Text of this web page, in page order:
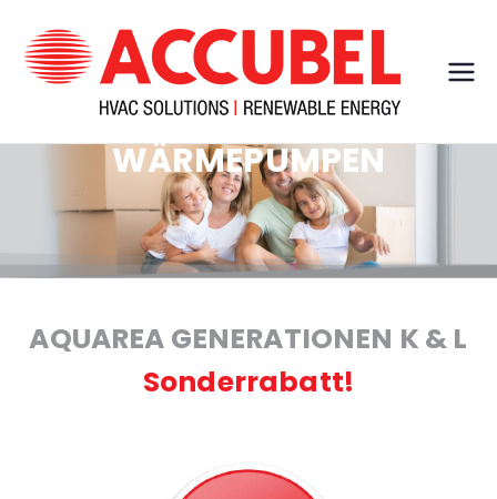
Acc
ube
l
HVAC
s &
WÄRMEPUMPEN
AQUAREA GENERATIONEN K & L
Sonderrabatt!